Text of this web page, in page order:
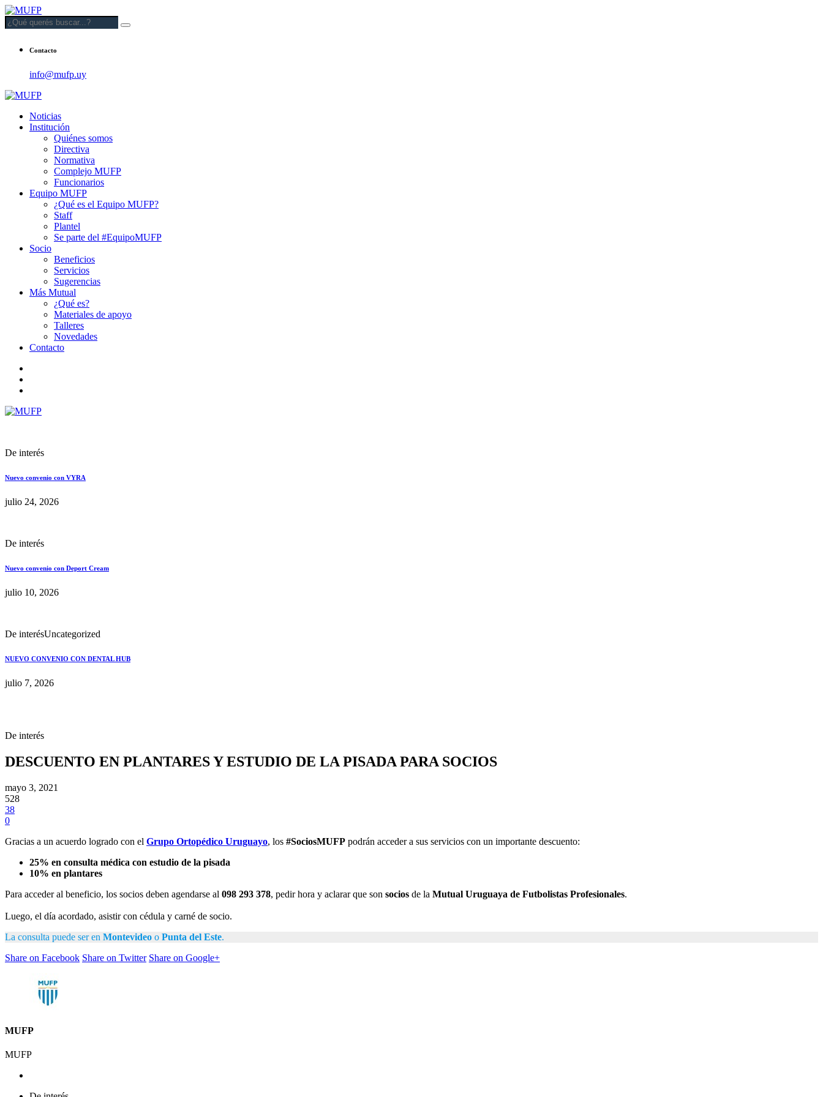
Contacto
info@mufp.uy
Noticias
Institución
Quiénes somos
Directiva
Normativa
Complejo MUFP
Funcionarios
Equipo MUFP
¿Qué es el Equipo MUFP?
Staff
Plantel
Se parte del #EquipoMUFP
Socio
Beneficios
Servicios
Sugerencias
Más Mutual
¿Qué es?
Materiales de apoyo
Talleres
Novedades
Contacto
De interés
Nuevo convenio con VYRA
julio 24, 2026
De interés
Nuevo convenio con Deport Cream
julio 10, 2026
De interésUncategorized
NUEVO CONVENIO CON DENTAL HUB
julio 7, 2026
De interés
DESCUENTO EN PLANTARES Y ESTUDIO DE LA PISADA PARA SOCIOS
mayo 3, 2021
528
38
0
Gracias a un acuerdo logrado con el Grupo Ortopédico Uruguayo, los #SociosMUFP podrán acceder a sus servicios con un importante descuento:
25% en consulta médica con estudio de la pisada
10% en plantares
Para acceder al beneficio, los socios deben agendarse al 098 293 378, pedir hora y aclarar que son socios de la Mutual Uruguaya de Futbolistas Profesionales.
Luego, el día acordado, asistir con cédula y carné de socio.
La consulta puede ser en Montevideo o Punta del Este.
Share on Facebook Share on Twitter Share on Google+
MUFP
MUFP